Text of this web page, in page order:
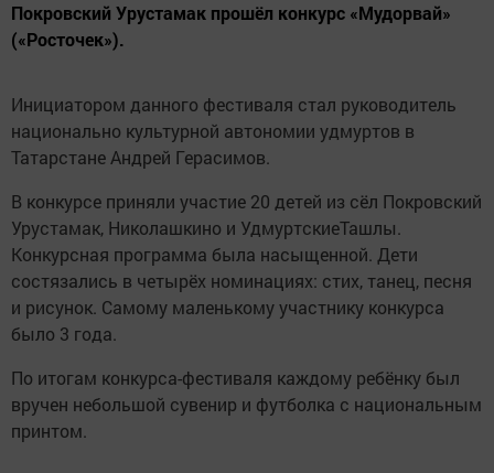
Покровский Урустамак прошёл конкурс «Мудорвай»
(«Росточек»).
Инициатором данного фестиваля стал руководитель
национально культурной автономии удмуртов в
Татарстане Андрей Герасимов.
В конкурсе приняли участие 20 детей из сёл Покровский
Урустамак, Николашкино и УдмуртскиеТашлы.
Конкурсная программа была насыщенной. Дети
состязались в четырёх номинациях: стих, танец, песня
и рисунок. Самому маленькому участнику конкурса
было 3 года.
По итогам конкурса-фестиваля каждому ребёнку был
вручен небольшой сувенир и футболка с национальным
принтом.